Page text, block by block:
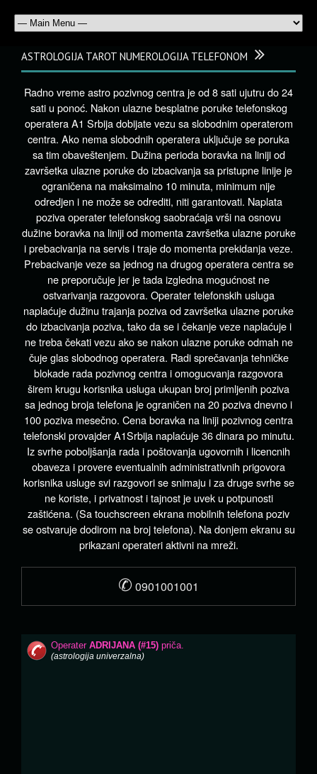
ASTROLOGIJA TAROT NUMEROLOGIJA TELEFONOM
Radno vreme astro pozivnog centra je od 8 sati ujutru do 24
sati u ponoć. Nakon ulazne besplatne poruke telefonskog
operatera A1 Srbija dobijate vezu sa slobodnim operaterom
centra. Ako nema slobodnih operatera uključuje se poruka
sa tim obaveštenjem. Dužina perioda boravka na liniji od
završetka ulazne poruke do izbacivanja sa pristupne linije je
ograničena na maksimalno 10 minuta, minimum nije
odredjen i ne može se odrediti, niti garantovati. Naplata
poziva operater telefonskog saobraćaja vrši na osnovu
dužine boravka na liniji od momenta završetka ulazne poruke
i prebacivanja na servis i traje do momenta prekidanja veze.
Prebacivanje veze sa jednog na drugog operatera centra se
ne preporučuje jer je tada izgledna mogućnost ne
ostvarivanja razgovora. Operater telefonskih usluga
naplaćuje dužinu trajanja poziva od završetka ulazne poruke
do izbacivanja poziva, tako da se i čekanje veze naplaćuje i
ne treba čekati vezu ako se nakon ulazne poruke odmah ne
čuje glas slobodnog operatera. Radi sprečavanja tehničke
blokade rada pozivnog centra i omogucvanja razgovora
širem krugu korisnika usluga ukupan broj primljenih poziva
sa jednog broja telefona je ograničen na 20 poziva dnevno i
100 poziva mesečno. Cena boravka na liniji pozivnog centra
telefonski provajder A1Srbija naplaćuje 36 dinara po minutu.
Iz svrhe poboljšanja rada i poštovanja ugovornih i licencnih
obaveza i provere eventualnih administrativnih prigovora
korisnika usluge svi razgovori se snimaju i za druge svrhe se
ne koriste, i privatnost i tajnost je uvek u potpunosti
zaštićena. (Sa touchscreen ekrana mobilnih telefona poziv
se ostvaruje dodirom na broj telefona). Na donjem ekranu su
prikazani operateri aktivni na mreži.
✆ 0901001001